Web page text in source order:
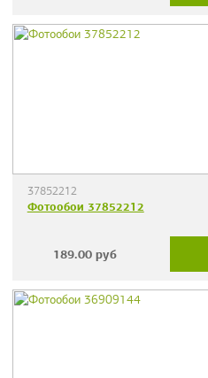
37852212
Фотообои 37852212
189.00 руб